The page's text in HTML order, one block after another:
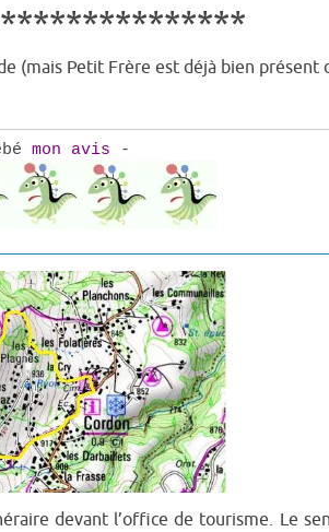
(mais Petit Frère est déjà bien présent
mon avis -
devant l’office de tourisme. Le